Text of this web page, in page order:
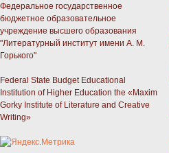
Федеральное государственное
бюджетное образовательное
учреждение высшего образования
"Литературный институт имени А. М.
Горького"
Federal State Budget Educational
Institution of Higher Education the «Maxim
Gorky Institute of Literature and Creative
Writing»